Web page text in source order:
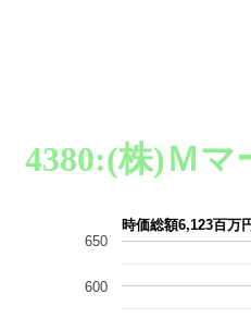
4380:(株)Ｍ
時価総額6,123百万
600
650